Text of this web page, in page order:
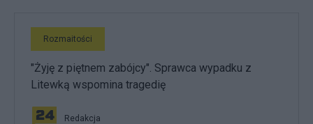
Rozmaitości
"Żyję z piętnem zabójcy". Sprawca wypadku z
Litewką wspomina tragedię
Redakcja